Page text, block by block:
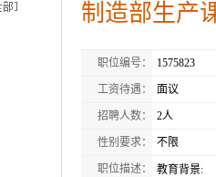
制造部生产
职位编号： 1575823
工资待遇： 面议
招聘人数： 2人
性别要求： 不限
职位描述：
教育背景: